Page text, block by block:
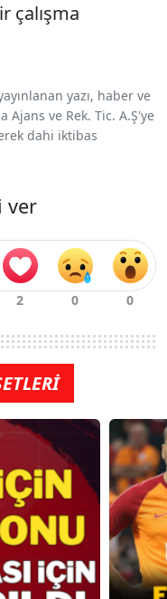
çalışma
yazı, haber ve
ve Rek. Tic. A.Ş'ye
dahi iktibas
ver